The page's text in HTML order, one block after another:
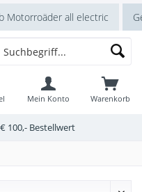
Motorroäder all electric
100,- Bestellwert
Warenkorb
Mein Konto